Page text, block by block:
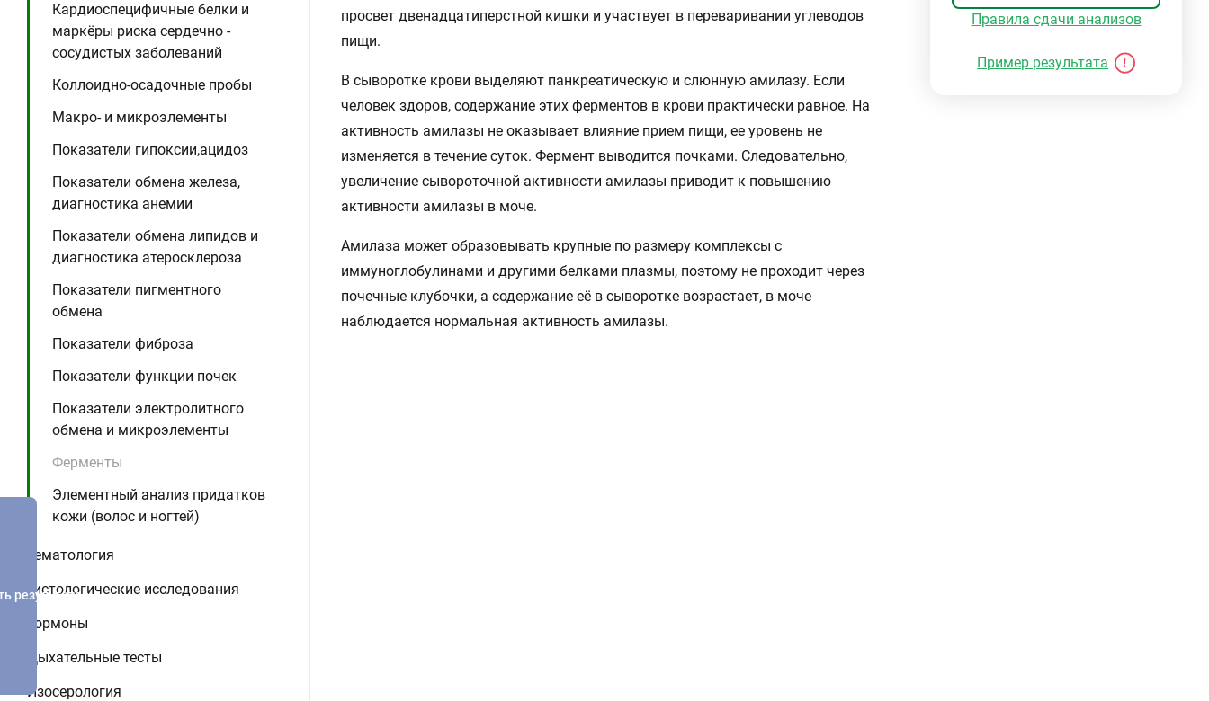
Кардиоспецифичные белки и
маркёры риска сердечно -
сосудистых заболеваний
Коллоидно-осадочные пробы
Макро- и микроэлементы
Показатели гипоксии,ацидоз
Показатели обмена железа,
диагностика анемии
Показатели обмена липидов и
диагностика атеросклероза
Показатели пигментного
обмена
Показатели фиброза
Показатели функции почек
Показатели электролитного
обмена и микроэлементы
Ферменты
Элементный анализ придатков
кожи (волос и ногтей)
Гематология
Гистологические исследования
Гормоны
Дыхательные тесты
Изосерология
просвет двенадцатиперстной кишки и участвует в переваривании углеводов
пищи.
В сыворотке крови выделяют панкреатическую и слюнную амилазу. Если
человек здоров, содержание этих ферментов в крови практически равное. На
активность амилазы не оказывает влияние прием пищи, ее уровень не
изменяется в течение суток. Фермент выводится почками. Следовательно,
увеличение сывороточной активности амилазы приводит к повышению
активности амилазы в моче.
Амилаза может образовывать крупные по размеру комплексы с
иммуноглобулинами и другими белками плазмы, поэтому не проходит через
почечные клубочки, а содержание её в сыворотке возрастает, в моче
наблюдается нормальная активность амилазы.
Правила сдачи анализов
Пример результата
результатов